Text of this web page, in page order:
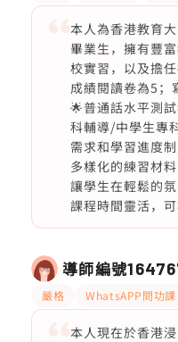
本人為香港教育
畢業生，擁有豐
校實習，以及擔
成績閱讀卷為5；
🌟普通話水平測
科輔導/中學生專
需求和學習進度
多樣化的練習材
讓學生在輕鬆的
課程時間靈活，
導師編號
嚴格 WhatsAPP問功課
本人現在於香港